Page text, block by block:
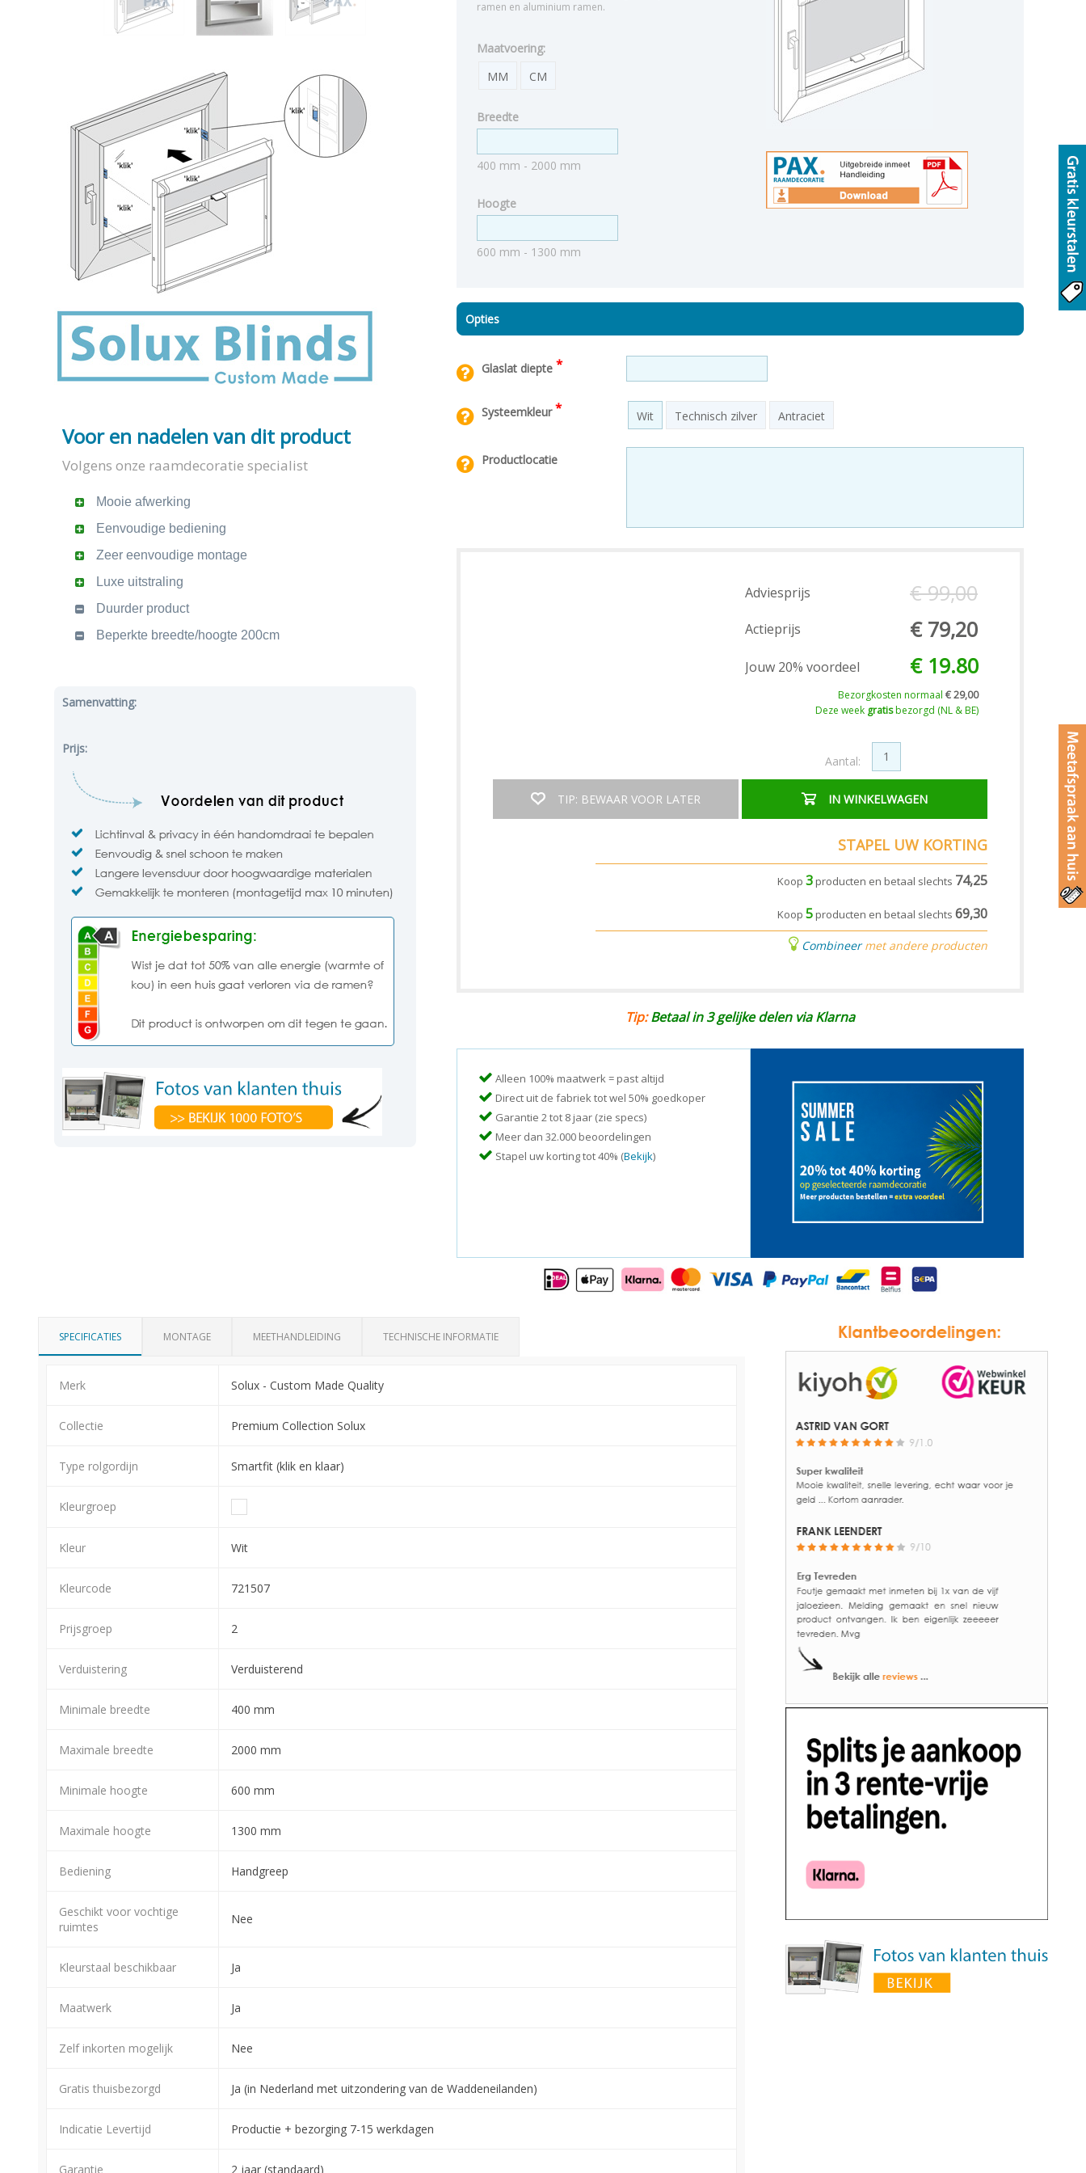
Voor en nadelen van dit product
Volgens onze raamdecoratie specialist
Mooie afwerking
Eenvoudige bediening
Zeer eenvoudige montage
Luxe uitstraling
Duurder product
Beperkte breedte/hoogte 200cm
Samenvatting:
Prijs:
ramen en aluminium ramen.
Maatvoering:
MM
CM
Breedte
400 mm - 2000 mm
Hoogte
600 mm - 1300 mm
Opties
Glaslat diepte *
Systeemkleur*
Wit Technisch zilver Antraciet
Productlocatie
Adviesprijs € 99,00
Actieprijs € 79,20
Jouw 20% voordeel € 19.80
Bezorgkosten normaal € 29,00
Deze week gratisbezorgd (NL & BE)
TIP: BEWAAR VOOR LATER
Aantal:
IN WINKELWAGEN
STAPEL UW KORTING
Koop 3 producten en betaal slechts 74,25
Koop 5 producten en betaal slechts 69,30
Combineermet andere producten
Tip:Betaal in 3 gelijke delen via Klarna
Alleen 100% maatwerk = past altijd
Direct uit de fabriek tot wel 50% goedkoper
Garantie 2 tot 8 jaar (zie specs)
Meer dan 32.000 beoordelingen
Stapel uw korting tot 40% (Bekijk)
SPECIFICATIES MONTAGE MEETHANDLEIDING TECHNISCHE INFORMATIE
Merk Solux - Custom Made Quality
Collectie Premium Collection Solux
Type rolgordijn Smartfit (klik en klaar)
Kleurgroep
Kleur Wit
Kleurcode 721507
Prijsgroep 2
Verduistering Verduisterend
Minimale breedte 400 mm
Maximale breedte 2000 mm
Minimale hoogte 600 mm
Maximale hoogte 1300 mm
Bediening Handgreep
Geschikt voor vochtige
ruimtes
Nee
Kleurstaal beschikbaar Ja
Maatwerk Ja
Zelf inkorten mogelijk Nee
Gratis thuisbezorgd Ja (in Nederland met uitzondering van de Waddeneilanden)
Indicatie Levertijd Productie + bezorging 7-15 werkdagen
Garantie 2 jaar (standaard)